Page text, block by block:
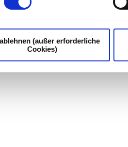
(außer erforderliche
Cookies)